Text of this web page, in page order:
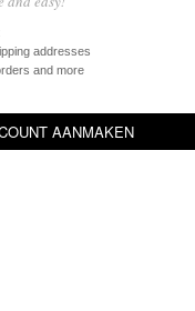
addresses
and more
AANMAKEN